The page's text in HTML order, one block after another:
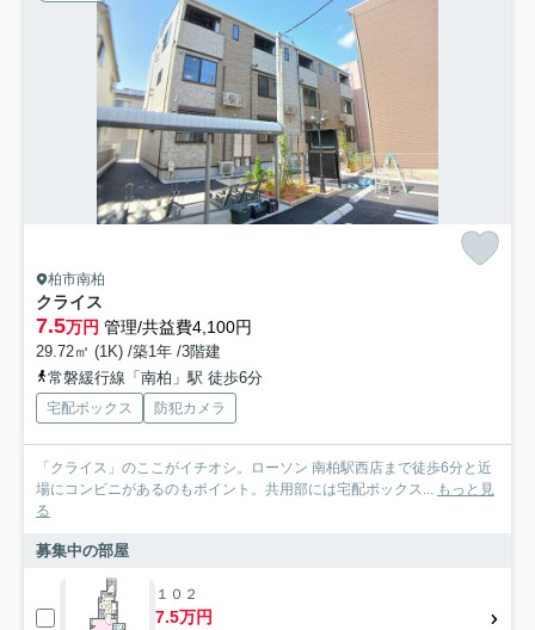
柏市南柏
クライス
7.5万円 管理/共益費4,100円
29.72㎡ (1K) /築1年 /3階建
常磐緩行線「南柏」駅 徒歩6分
宅配ボックス 防犯カメラ
「クライス」のここがイチオシ。ローソン 南柏駅西店まで徒歩6分と近
場にコンビニがあるのもポイント。共用部には宅配ボックス...
もっと見
る
募集中の部屋
１０２
7.5万円